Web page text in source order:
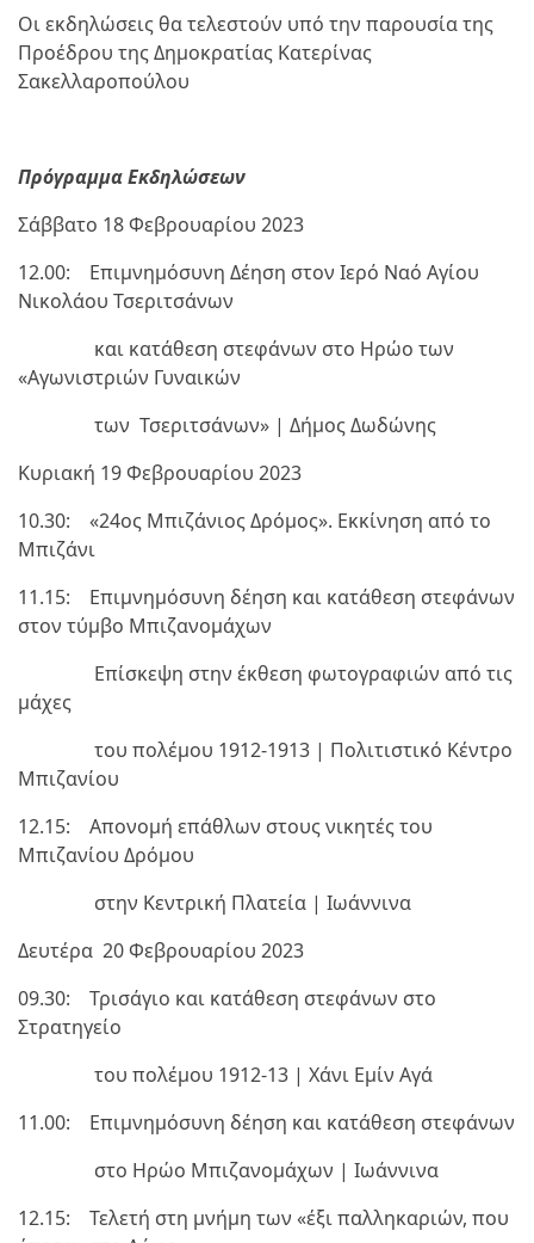
Οι εκδηλώσεις θα τελεστούν υπό την παρουσία της
Προέδρου της Δημοκρατίας Κατερίνας
Σακελλαροπούλου
Πρόγραμμα Εκδηλώσεων
Σάββατο 18 Φεβρουαρίου 2023
12.00: Επιμνημόσυνη Δέηση στον Ιερό Ναό Αγίου
Νικολάου Τσεριτσάνων
και κατάθεση στεφάνων στο Ηρώο των
«Αγωνιστριών Γυναικών
των Τσεριτσάνων» | Δήμος Δωδώνης
Κυριακή 19 Φεβρουαρίου 2023
10.30: «24ος Μπιζάνιος Δρόμος». Εκκίνηση από το
Μπιζάνι
11.15: Επιμνημόσυνη δέηση και κατάθεση στεφάνων
στον τύμβο Μπιζανομάχων
Επίσκεψη στην έκθεση φωτογραφιών από τις
μάχες
του πολέμου 1912-1913 | Πολιτιστικό Κέντρο
Μπιζανίου
12.15: Απονομή επάθλων στους νικητές του
Μπιζανίου Δρόμου
στην Κεντρική Πλατεία | Ιωάννινα
Δευτέρα 20 Φεβρουαρίου 2023
09.30: Τρισάγιο και κατάθεση στεφάνων στο
Στρατηγείο
του πολέμου 1912-13 |­ Χάνι Εμίν Αγά
11.00: Επιμνημόσυνη δέηση και κατάθεση στεφάνων
στο Ηρώο Μπιζανομάχων | Ιωάννινα
12.15: Τελετή στη μνήμη των «έξι παλληκαριών, που